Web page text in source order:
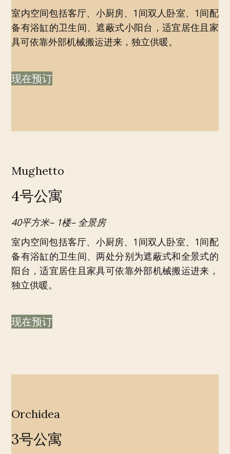
室内空间包括客厅、小厨房、1间双人卧室、1间配
备有浴缸的卫生间、遮蔽式小阳台，适宜居住且家
具可依靠外部机械搬运进来，独立供暖。
现在预订
Mughetto
4号公寓
40平方米– 1楼– 全景房
室内空间包括客厅、小厨房、1间双人卧室、1间配
备有浴缸的卫生间、两处分别为遮蔽式和全景式的
阳台，适宜居住且家具可依靠外部机械搬运进来，
独立供暖。
现在预订
Orchidea
3号公寓